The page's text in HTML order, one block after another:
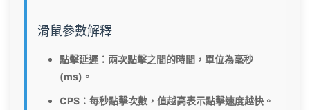
滑鼠參數解釋
點擊延遲：兩次點擊之間的時間，單位為毫秒
(ms)。
CPS：每秒點擊次數，值越高表示點擊速度越快。